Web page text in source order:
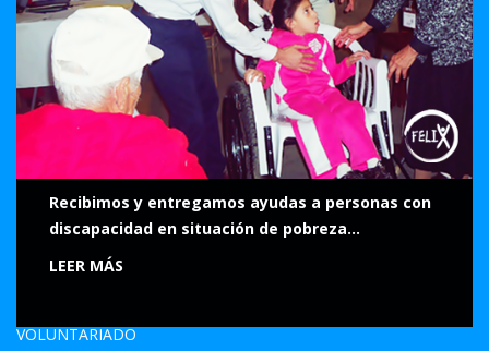
Recibimos y entregamos ayudas a personas con
discapacidad en situación de pobreza...
LEER MÁS
VOLUNTARIADO